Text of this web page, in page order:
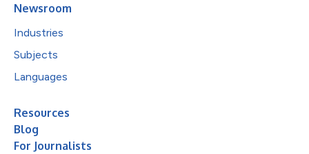
Newsroom
Industries
Subjects
Languages
Resources
Blog
For Journalists